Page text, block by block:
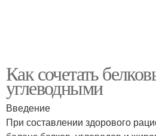
Как сочетать
углеводными
Введение
При составлении здорового